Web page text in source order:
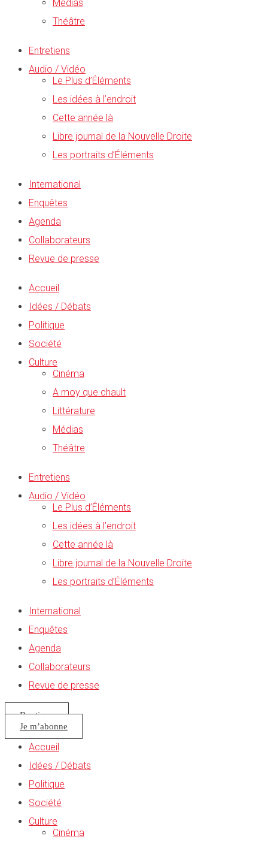
Médias
Théâtre
Entretiens
Audio / Vidéo
Le Plus d’Éléments
Les idées à l’endroit
Cette année là
Libre journal de la Nouvelle Droite
Les portraits d’Éléments
International
Enquêtes
Agenda
Collaborateurs
Revue de presse
Accueil
Idées / Débats
Politique
Société
Culture
Cinéma
A moy que chault
Littérature
Médias
Théâtre
Entretiens
Audio / Vidéo
Le Plus d’Éléments
Les idées à l’endroit
Cette année là
Libre journal de la Nouvelle Droite
Les portraits d’Éléments
International
Enquêtes
Agenda
Collaborateurs
Revue de presse
Boutique
Je m’abonne
Accueil
Idées / Débats
Politique
Société
Culture
Cinéma